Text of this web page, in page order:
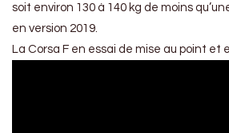
soit environ 130 à 140 kg de moins
en version 2019.
La Corsa F en essai de mise au point et